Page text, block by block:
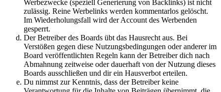
Werbezwecke (speziell Generierung von Backlinks) ist nicht
zulässig. Reine Werbelinks werden kommentarlos gelöscht.
Im Wiederholungsfall wird der Account des Werbenden
gesperrt.
Der Betreiber des Boards übt das Hausrecht aus. Bei
Verstößen gegen diese Nutzungsbedingungen oder anderer im
Board veröffentlichten Regeln kann der Betreiber dich nach
Abmahnung zeitweise oder dauerhaft von der Nutzung dieses
Boards ausschließen und dir ein Hausverbot erteilen.
Du nimmst zur Kenntnis, dass der Betreiber keine